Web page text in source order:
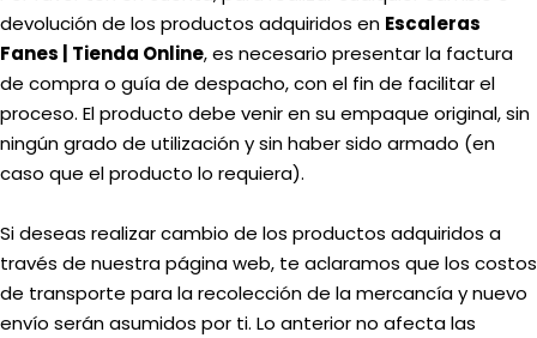
devolución de los productos adquiridos en Escaleras
Fanes | Tienda Online, es necesario presentar la factura
de compra o guía de despacho, con el fin de facilitar el
proceso. El producto debe venir en su empaque original, sin
ningún grado de utilización y sin haber sido armado (en
caso que el producto lo requiera).
Si deseas realizar cambio de los productos adquiridos a
través de nuestra página web, te aclaramos que los costos
de transporte para la recolección de la mercancía y nuevo
envío serán asumidos por ti. Lo anterior no afecta las